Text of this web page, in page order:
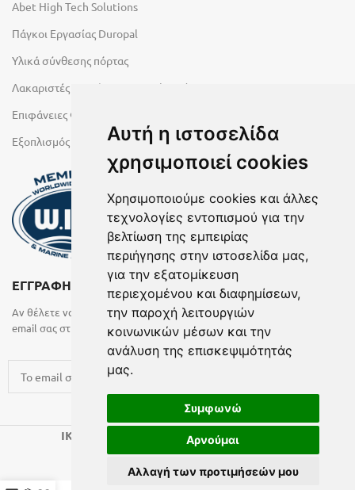
Αυτή η ιστοσελίδα
χρησιμοποιεί cookies
Χρησιμοποιούμε cookies και άλλες
τεχνολογίες εντοπισμού για την
βελτίωση της εμπειρίας
περιήγησης στην ιστοσελίδα μας,
για την εξατομίκευση
περιεχομένου και διαφημίσεων,
την παροχή λειτουργιών
κοινωνικών μέσων και την
ανάλυση της επισκεψιμότητάς
μας.
Συμφωνώ
Αρνούμαι
Αλλαγή των προτιμήσεών μου
Abet High Tech Solutions
Πάγκοι Εργασίας Duropal
Υλικά σύνθεσης πόρτας
Λακαριστές επιφάνειες Primeboard
Επιφάνειες Φυσικών Πετρωμάτων
Εξοπλισμός Υγρών Χώρων
ΕΓΓΡΑΦΗ ΣΤΟ NEWSLETTER
Αν θέλετε να λαμβάνετε ενημερωτικά email συμπληρώστε το
email σας στην παρακάτω φόρμα
IK KATSARAS 2024 CREATED BY
Όροι Χρήσης| ΓΕΜΗ: 7198701000